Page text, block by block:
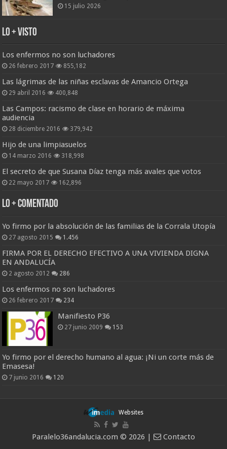
15 julio 2026
Lo + Visto
Los enfermos no son luchadores
26 febrero 2017 855,182
Las lágrimas de las niñas esclavas de Amancio Ortega
29 abril 2016 400,848
Las Campos: racismo de clase en horario de máxima
audiencia
28 diciembre 2016 379,942
Hijo de una limpiasuelos
14 marzo 2016 318,998
El secreto de que Susana Díaz tenga más avales que votos
22 mayo 2017 162,896
Lo + Comentado
Yo firmo por la absolución de las familias de la Corrala Utopía
27 agosto 2015 1.456
FIRMA POR EL DERECHO EFECTIVO A UNA VIVIENDA DIGNA
EN ANDALUCÍA
2 agosto 2012 286
Los enfermos no son luchadores
26 febrero 2017 234
Manifiesto P36
27 junio 2009 153
Yo firmo por el derecho humano al agua: ¡Ni un corte más de
Emasesa!
7 junio 2016 120
Websites
Paralelo36andalucia.com © 2026 | Contacto